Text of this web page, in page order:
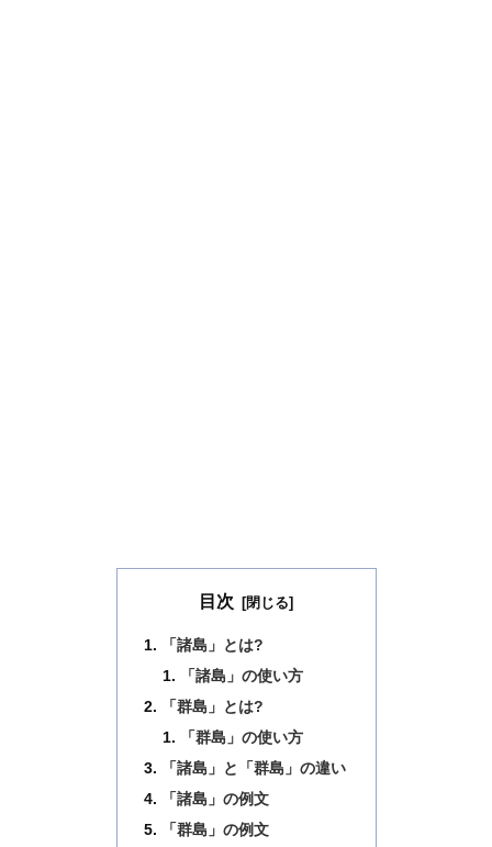
目次
「諸島」とは?
「諸島」の使い方
「群島」とは?
「群島」の使い方
「諸島」と「群島」の違い
「諸島」の例文
「群島」の例文